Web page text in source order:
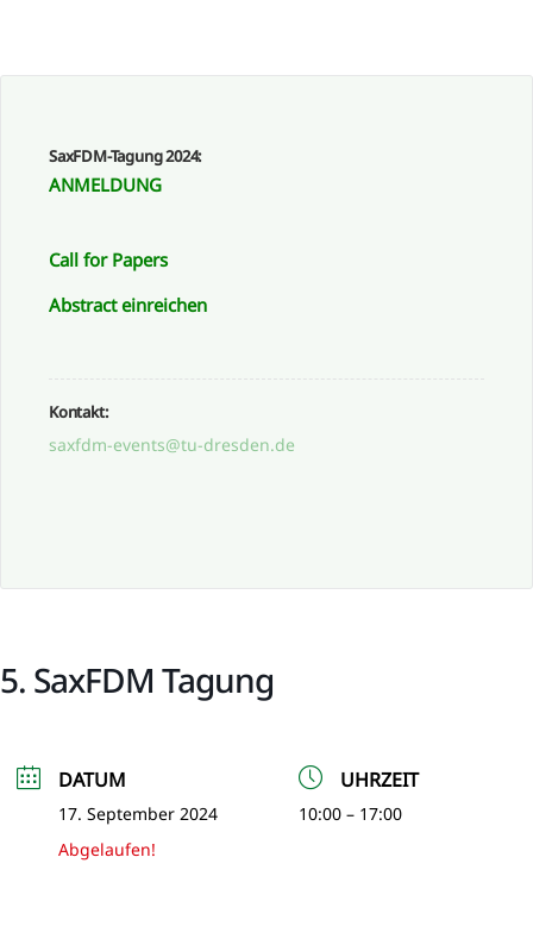
SaxFDM-Tagung 2024:
ANMELDUNG
Call for Papers
Abstract einreichen
Kontakt:
saxfdm-events@tu-dresden.de
5. SaxFDM Tagung
DATUM
17. September 2024
Abgelaufen!
UHRZEIT
10:00 – 17:00